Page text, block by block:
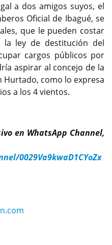
a dos amigos suyos, el
Oficial de Ibagué, se
que le pueden costar
la ley de destitución del
cargos públicos por
aspirar al concejo de la
Hurtado, como lo expresa
a los 4 vientos.
en WhatsApp Channel,
0029Va9kwaD1CYoZx